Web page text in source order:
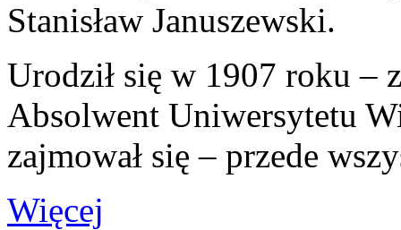
Stanisław Januszewski.
Urodził się w 1907 roku –
Absolwent Uniwersytetu
zajmował się – przede
Więcej